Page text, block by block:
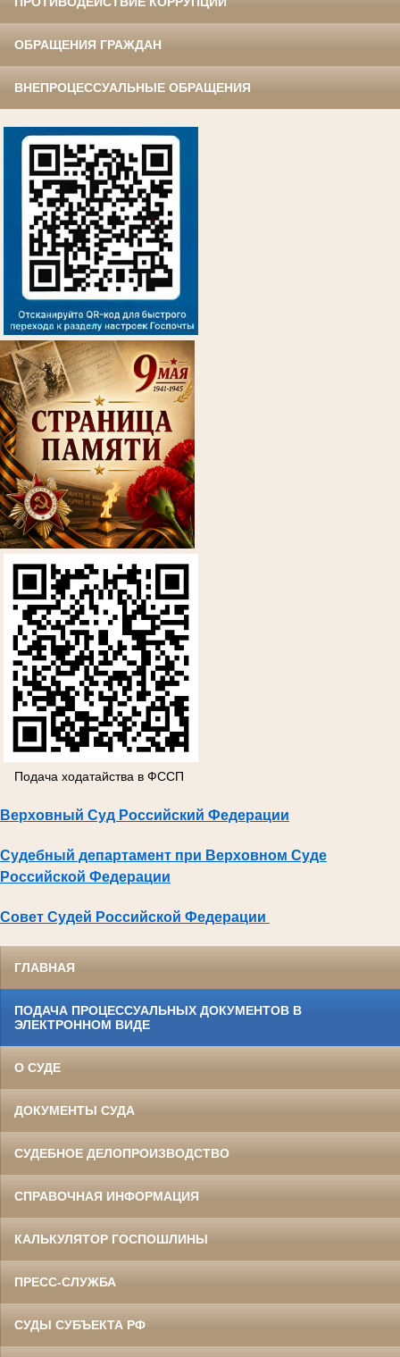
ОБРАЩЕНИЯ ГРАЖДАН
ВНЕПРОЦЕССУАЛЬНЫЕ ОБРАЩЕНИЯ
Подача ходатайства в ФССП
Верховный Суд Российский Федерации
Судебный департамент при Верховном Суде
Российской Федерации
Совет Судей Российской Федерации
ГЛАВНАЯ
ПОДАЧА ПРОЦЕССУАЛЬНЫХ ДОКУМЕНТОВ В
ЭЛЕКТРОННОМ ВИДЕ
О СУДЕ
ДОКУМЕНТЫ СУДА
СУДЕБНОЕ ДЕЛОПРОИЗВОДСТВО
СПРАВОЧНАЯ ИНФОРМАЦИЯ
КАЛЬКУЛЯТОР ГОСПОШЛИНЫ
ПРЕСС-СЛУЖБА
СУДЫ СУБЪЕКТА РФ